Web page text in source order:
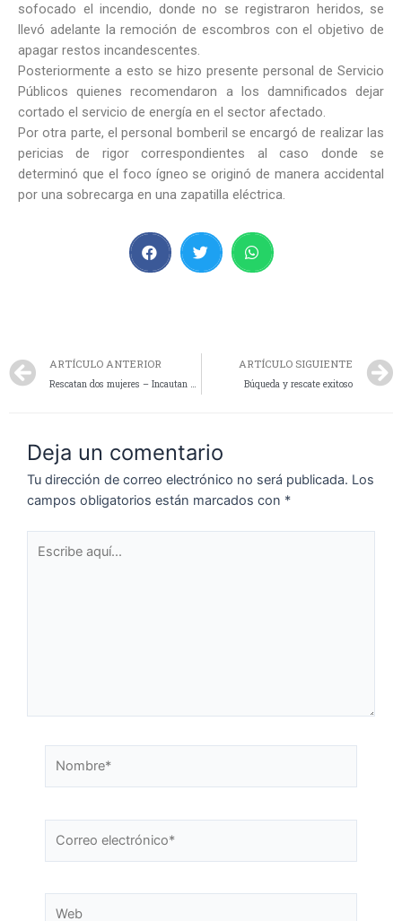
sofocado el incendio, donde no se registraron heridos, se
llevó adelante la remoción de escombros con el objetivo de
apagar restos incandescentes.
Posteriormente a esto se hizo presente personal de Servicio
Públicos quienes recomendaron a los damnificados dejar
cortado el servicio de energía en el sector afectado.
Por otra parte, el personal bomberil se encargó de realizar las
pericias de rigor correspondientes al caso donde se
determinó que el foco ígneo se originó de manera accidental
por una sobrecarga en una zapatilla eléctrica.
ARTÍCULO ANTERIOR
Rescatan dos mujeres – Incautan gran cantidad de cocaína y dinero en efectivo
ARTÍCULO SIGUIENTE
Búqueda y rescate exitoso
Deja un comentario
Tu dirección de correo electrónico no será publicada. Los
campos obligatorios están marcados con *